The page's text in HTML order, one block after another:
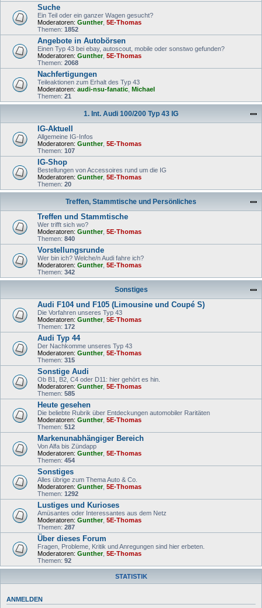
Suche
Ein Teil oder ein ganzer Wagen gesucht?
Moderatoren: Gunther, 5E-Thomas
Themen: 1852
Angebote in Autobörsen
Einen Typ 43 bei ebay, autoscout, mobile oder sonstwo gefunden?
Moderatoren: Gunther, 5E-Thomas
Themen: 2068
Nachfertigungen
Teileaktionen zum Erhalt des Typ 43
Moderatoren: audi-nsu-fanatic Michael
Themen: 21
1. Int. Audi 100/200 Typ 43 IG
IG-Aktuell
Allgemeine IG-Infos
Moderatoren: Gunther, 5E-Thomas
Themen: 107
IG-Shop
Bestellungen von Accessoires rund um die IG
Moderatoren: Gunther, 5E-Thomas
Themen: 20
Treffen, Stammtische und Persönliches
Treffen und Stammtische
Wer trifft sich wo?
Moderatoren: Gunther, 5E-Thomas
Themen: 840
Vorstellungsrunde
Wer bin ich? Welche/n Audi fahre ich?
Moderatoren: Gunther, 5E-Thomas
Themen: 342
Sonstiges
Audi F104 und F105 (Limousine und Coupé S)
Die Vorfahren unseres Typ 43
Moderatoren: Gunther, 5E-Thomas
Themen: 172
Audi Typ 44
Der Nachkomme unseres Typ 43
Moderatoren: Gunther, 5E-Thomas
Themen: 315
Sonstige Audi
Ob B1, B2, C4 oder D11: hier gehört es hin.
Moderatoren: Gunther, 5E-Thomas
Themen: 585
Heute gesehen
Die beliebte Rubrik über Entdeckungen automobiler Raritäten
Moderatoren: Gunther, 5E-Thomas
Themen: 512
Markenunabhängiger Bereich
Von Alfa bis Zündapp
Moderatoren: Gunther, 5E-Thomas
Themen: 454
Sonstiges
Alles übrige zum Thema Auto & Co.
Moderatoren: Gunther, 5E-Thomas
Themen: 1292
Lustiges und Kurioses
Amüsantes oder Interessantes aus dem Netz
Moderatoren: Gunther, 5E-Thomas
Themen: 287
Über dieses Forum
Fragen, Probleme, Kritik und Anregungen sind hier erbeten.
Moderatoren: Gunther, 5E-Thomas
Themen: 92
STATISTIK
ANMELDEN